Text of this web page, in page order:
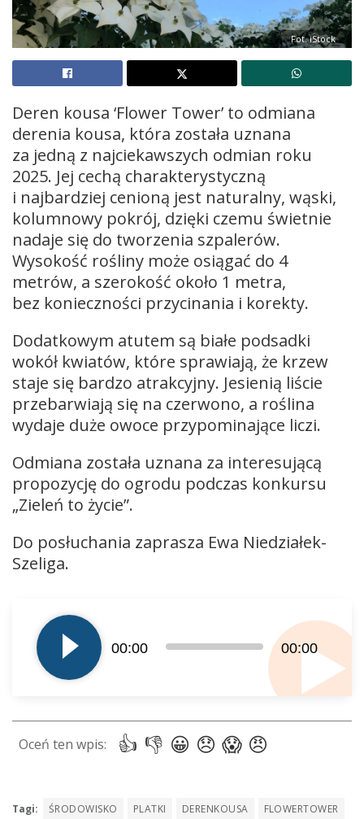
Fot. iStock
Deren kousa ‘Flower Tower’ to odmiana
derenia kousa, która została uznana
za jedną z najciekawszych odmian roku
2025. Jej cechą charakterystyczną
i najbardziej cenioną jest naturalny, wąski,
kolumnowy pokrój, dzięki czemu świetnie
nadaje się do tworzenia szpalerów.
Wysokość rośliny może osiągać do 4
metrów, a szerokość około 1 metra,
bez konieczności przycinania i korekty.
Dodatkowym atutem są białe podsadki
wokół kwiatów, które sprawiają, że krzew
staje się bardzo atrakcyjny. Jesienią liście
przebarwiają się na czerwono, a roślina
wydaje duże owoce przypominające liczi.
Odmiana została uznana za interesującą
propozycję do ogrodu podczas konkursu
„Zieleń to życie”.
Do posłuchania zaprasza Ewa Niedziałek-
Szeliga.
plików
dźwiękowych
00:00 00:00
Tagi: ŚRODOWISKO PLATKI DERENKOUSA
FLOWERTOWER